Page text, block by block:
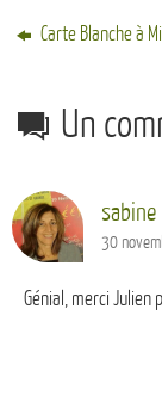
Carte Blanche à
Un
sabine
30
Génial, merci Julien